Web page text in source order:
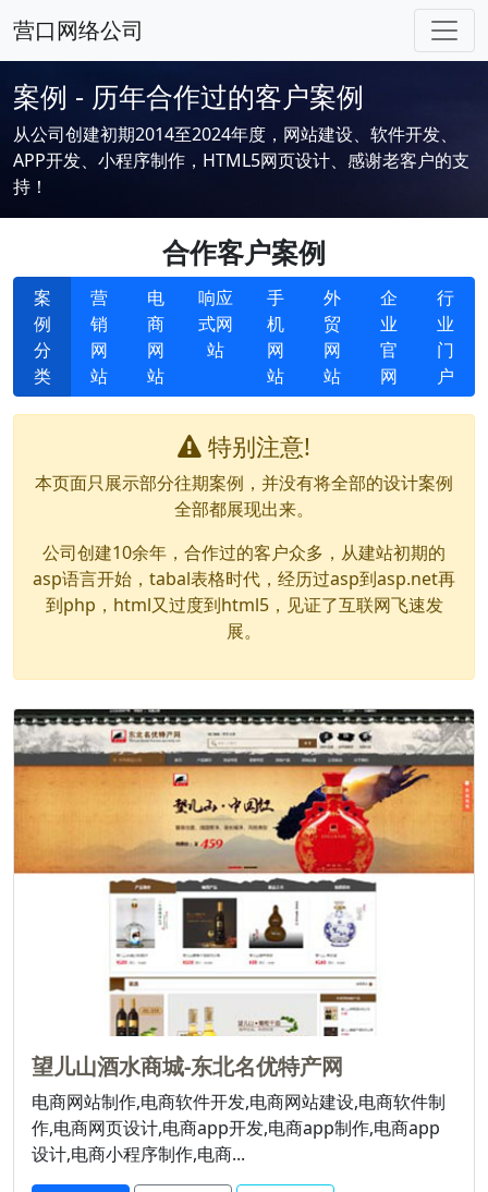
营口网络公司
案例 - 历年合作过的客户案例
从公司创建初期2014至2024年度，网站建设、软件开发、
APP开发、小程序制作，HTML5网页设计、感谢老客户的支
持！
合作客户案例
案
例
分
类
营
销
网
站
电
商
网
站
响应
式网
站
手
机
网
站
外
贸
网
站
企
业
官
网
行
业
门
户
特别注意!
本页面只展示部分往期案例，并没有将全部的设计案例
全部都展现出来。
公司创建10余年，合作过的客户众多，从建站初期的
asp语言开始，tabal表格时代，经历过asp到asp.net再
到php，html又过度到html5，见证了互联网飞速发
展。
望儿山酒水商城-东北名优特产网
电商网站制作,电商软件开发,电商网站建设,电商软件制
作,电商网页设计,电商app开发,电商app制作,电商app
设计,电商小程序制作,电商...